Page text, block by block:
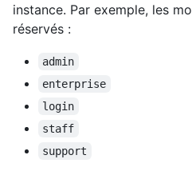
instance. Par exemple, les
réservés :
admin
enterprise
login
staff
support